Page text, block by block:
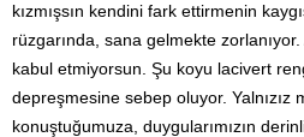
kızmışsın kendini fark ettirmenin
rüzgarında, sana gelmekte
kabul etmiyorsun. Şu koyu lacivert
depreşmesine sebep oluyor. Yalnızız
konuştuğumuza, duygularımızın